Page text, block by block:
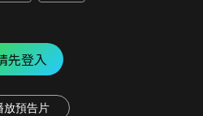
先登入
放預告片